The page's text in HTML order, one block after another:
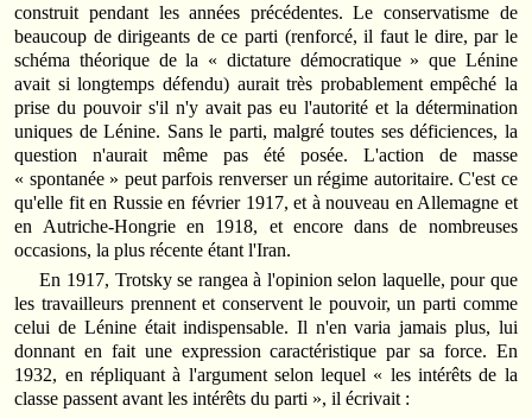
construit pendant les années précédentes. Le conservatisme de
beaucoup de dirigeants de ce parti (renforcé, il faut le dire, par le
schéma théorique de la « dictature démocratique » que Lénine
avait si longtemps défendu) aurait très probablement empêché la
prise du pouvoir s'il n'y avait pas eu l'autorité et la détermination
uniques de Lénine. Sans le parti, malgré toutes ses déficiences, la
question n'aurait même pas été posée. L'action de masse
« spontanée » peut parfois renverser un régime autoritaire. C'est ce
qu'elle fit en Russie en février 1917, et à nouveau en Allemagne et
en Autriche-Hongrie en 1918, et encore dans de nombreuses
occasions, la plus récente étant l'Iran.
En 1917, Trotsky se rangea à l'opinion selon laquelle, pour que
les travailleurs prennent et conservent le pouvoir, un parti comme
celui de Lénine était indispensable. Il n'en varia jamais plus, lui
donnant en fait une expression caractéristique par sa force. En
1932, en répliquant à l'argument selon lequel « les intérêts de la
classe passent avant les intérêts du parti », il écrivait :